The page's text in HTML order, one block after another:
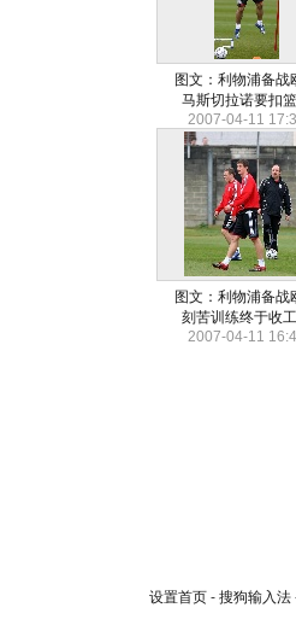
图文：利物浦备战
马斯切拉诺要扣
2007-04-11
图文：利物浦备战
刻苦训练终于收
2007-04-11
设置首页 - 搜狗输入法